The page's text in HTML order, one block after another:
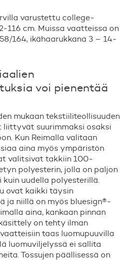
varustettu college-
116 cm. Muissa vaatteissa on
164, ikähaarukkana 3 – 14-
voi pienentää
mukaan tekstiiliteollisuuden
liittyvät suurimmaksi osaksi
Kun Reimalla valitaan
aina myös ympäristön
valitsivat takkiin 100-
polyesterin, jolla on paljon
kuin uudella polyesterillä.
ovat kaikki täysin
ä ja niillä on myös bluesign®-
aina, kankaan pinnan
äsittely on tehty ilman
taas luomupuuvilla
ä luomuviljelyssä ei sallita
Tossujen päällisessä on